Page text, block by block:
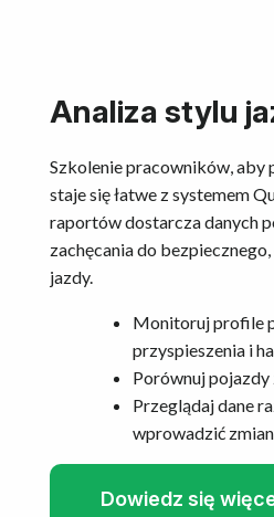
Analiza stylu
Szkolenie pracowników, aby
staje się łatwe z systemem
raportów dostarcza danych
zachęcania do
jazdy.
Monitoruj profile
przyspieszenia i
Porównuj pojazdy
Przeglądaj dane
wprowadzić
Dowiedz się